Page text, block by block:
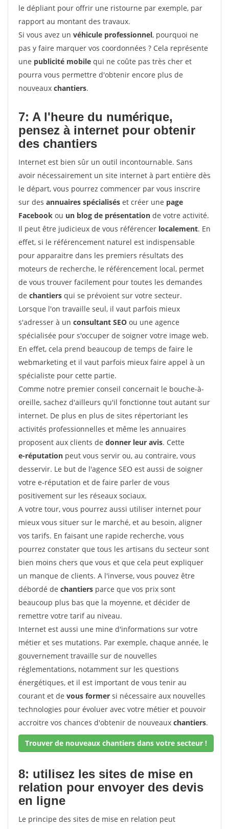
le dépliant pour offrir une ristourne par exemple, par
rapport au montant des travaux.
Si vous avez un véhicule professionnel, pourquoi ne
pas y faire marquer vos coordonnées ? Cela représente
une publicité mobile qui ne coûte pas très cher et
pourra vous permettre d'obtenir encore plus de
nouveaux chantiers.
7: A l'heure du numérique,
pensez à internet pour obtenir
des chantiers
Internet est bien sûr un outil incontournable. Sans
avoir nécessairement un site internet à part entière dès
le départ, vous pourrez commencer par vous inscrire
sur des annuaires spécialisés et créer une page
Facebook ou un blog de présentation de votre activité.
Il peut être judicieux de vous référencer localement. En
effet, si le référencement naturel est indispensable
pour apparaitre dans les premiers résultats des
moteurs de recherche, le référencement local, permet
de vous trouver facilement pour toutes les demandes
de chantiers qui se prévoient sur votre secteur.
Lorsque l'on travaille seul, il vaut parfois mieux
s'adresser à un consultant SEO ou une agence
spécialisée pour s'occuper de soigner votre image web.
En effet, cela prend beaucoup de temps de faire le
webmarketing et il vaut parfois mieux faire appel à un
spécialiste pour cette partie.
Comme notre premier conseil concernait le bouche-à-
oreille, sachez d'ailleurs qu'il fonctionne tout autant sur
internet. De plus en plus de sites répertoriant les
activités professionnelles et même les annuaires
proposent aux clients de donner leur avis. Cette
e-réputation peut vous servir ou, au contraire, vous
desservir. Le but de l'agence SEO est aussi de soigner
votre e-réputation et de faire parler de vous
positivement sur les réseaux sociaux.
A votre tour, vous pourrez aussi utiliser internet pour
mieux vous situer sur le marché, et au besoin, aligner
vos tarifs. En faisant une rapide recherche, vous
pourrez constater que tous les artisans du secteur sont
bien moins chers que vous et que cela peut expliquer
un manque de clients. A l'inverse, vous pouvez être
débordé de chantiers parce que vos prix sont
beaucoup plus bas que la moyenne, et décider de
remettre votre tarif au niveau.
Internet est aussi une mine d'informations sur votre
métier et ses mutations. Par exemple, chaque année, le
gouvernement travaille sur de nouvelles
réglementations, notamment sur les questions
énergétiques, et il est important de vous tenir au
courant et de vous former si nécessaire aux nouvelles
technologies pour évoluer avec votre métier et pouvoir
accroitre vos chances d'obtenir de nouveaux chantiers.
Trouver de nouveaux chantiers dans votre secteur !
8: utilisez les sites de mise en
relation pour envoyer des devis
en ligne
Le principe des sites de mise en relation peut